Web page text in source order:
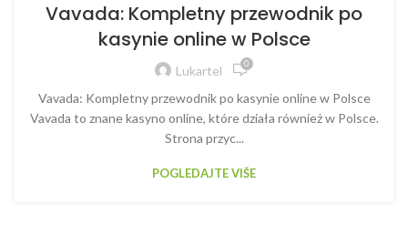
Vavada: Kompletny przewodnik po
kasynie online w Polsce
Lukartel 0
Vavada: Kompletny przewodnik po kasynie online w Polsce
Vavada to znane kasyno online, które działa również w Polsce.
Strona przyc...
POGLEDAJTE VIŠE